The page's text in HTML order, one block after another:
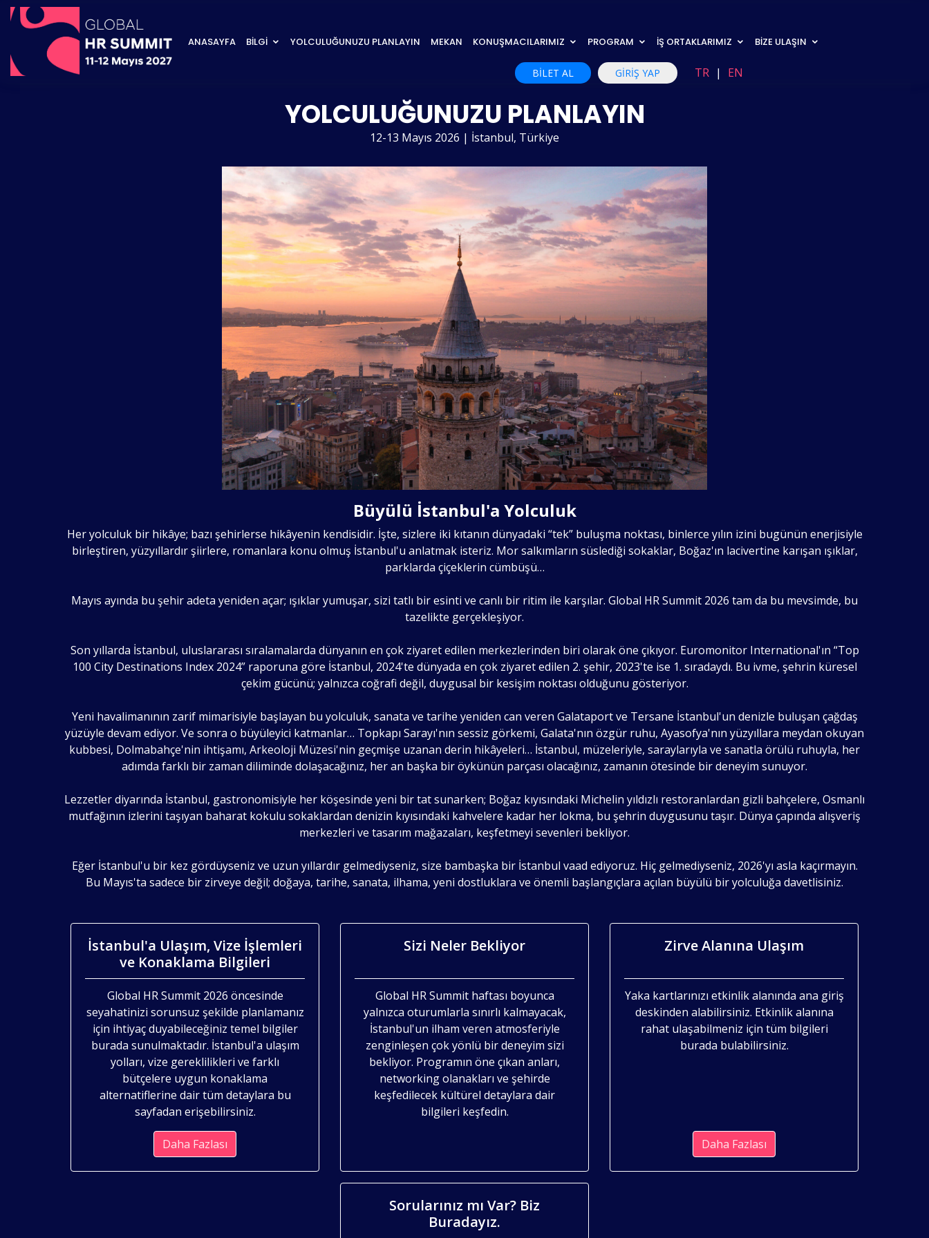
ANASAYFA BİLGİ YOLCULUĞUNUZU PLANLAYIN MEKAN KONUŞMACILARIMIZ PROGRAM İŞ ORTAKLARIMIZ BİZE ULAŞIN
BİLET AL GİRİŞ YAP TR | EN
YOLCULUĞUNUZU PLANLAYIN
12-13 Mayıs 2026 | İstanbul, Türkiye
Büyülü İstanbul'a Yolculuk
Her yolculuk bir hikâye; bazı şehirlerse hikâyenin kendisidir. İşte, sizlere iki kıtanın dünyadaki “tek” buluşma noktası, binlerce yılın izini bugünün enerjisiyle
birleştiren, yüzyıllardır şiirlere, romanlara konu olmuş İstanbul'u anlatmak isteriz. Mor salkımların süslediği sokaklar, Boğaz'ın lacivertine karışan ışıklar,
parklarda çiçeklerin cümbüşü…
Mayıs ayında bu şehir adeta yeniden açar; ışıklar yumuşar, sizi tatlı bir esinti ve canlı bir ritim ile karşılar. Global HR Summit 2026 tam da bu mevsimde, bu
tazelikte gerçekleşiyor.
Son yıllarda İstanbul, uluslararası sıralamalarda dünyanın en çok ziyaret edilen merkezlerinden biri olarak öne çıkıyor. Euromonitor International'ın “Top
100 City Destinations Index 2024” raporuna göre İstanbul, 2024'te dünyada en çok ziyaret edilen 2. şehir, 2023'te ise 1. sıradaydı. Bu ivme, şehrin küresel
çekim gücünü; yalnızca coğrafi değil, duygusal bir kesişim noktası olduğunu gösteriyor.
Yeni havalimanının zarif mimarisiyle başlayan bu yolculuk, sanata ve tarihe yeniden can veren Galataport ve Tersane İstanbul'un denizle buluşan çağdaş
yüzüyle devam ediyor. Ve sonra o büyüleyici katmanlar… Topkapı Sarayı'nın sessiz görkemi, Galata'nın özgür ruhu, Ayasofya'nın yüzyıllara meydan okuyan
kubbesi, Dolmabahçe'nin ihtişamı, Arkeoloji Müzesi'nin geçmişe uzanan derin hikâyeleri… İstanbul, müzeleriyle, saraylarıyla ve sanatla örülü ruhuyla, her
adımda farklı bir zaman diliminde dolaşacağınız, her an başka bir öykünün parçası olacağınız, zamanın ötesinde bir deneyim sunuyor.
Lezzetler diyarında İstanbul, gastronomisiyle her köşesinde yeni bir tat sunarken; Boğaz kıyısındaki Michelin yıldızlı restoranlardan gizli bahçelere, Osmanlı
mutfağının izlerini taşıyan baharat kokulu sokaklardan denizin kıyısındaki kahvelere kadar her lokma, bu şehrin duygusunu taşır. Dünya çapında alışveriş
merkezleri ve tasarım mağazaları, keşfetmeyi sevenleri bekliyor.
Eğer İstanbul'u bir kez gördüyseniz ve uzun yıllardır gelmediyseniz, size bambaşka bir İstanbul vaad ediyoruz. Hiç gelmediyseniz, 2026'yı asla kaçırmayın.
Bu Mayıs'ta sadece bir zirveye değil; doğaya, tarihe, sanata, ilhama, yeni dostluklara ve önemli başlangıçlara açılan büyülü bir yolculuğa davetlisiniz.
İstanbul'a Ulaşım, Vize İşlemleri
ve Konaklama Bilgileri
Global HR Summit 2026 öncesinde
seyahatinizi sorunsuz şekilde planlamanız
için ihtiyaç duyabileceğiniz temel bilgiler
burada sunulmaktadır. İstanbul'a ulaşım
yolları, vize gereklilikleri ve farklı
bütçelere uygun konaklama
alternatiflerine dair tüm detaylara bu
sayfadan erişebilirsiniz.
Daha Fazlası
Sizi Neler Bekliyor
Global HR Summit haftası boyunca
yalnızca oturumlarla sınırlı kalmayacak,
İstanbul'un ilham veren atmosferiyle
zenginleşen çok yönlü bir deneyim sizi
bekliyor. Programın öne çıkan anları,
networking olanakları ve şehirde
keşfedilecek kültürel detaylara dair
bilgileri keşfedin.
Zirve Alanına Ulaşım
Yaka kartlarınızı etkinlik alanında ana giriş
deskinden alabilirsiniz. Etkinlik alanına
rahat ulaşabilmeniz için tüm bilgileri
burada bulabilirsiniz.
Daha Fazlası
Sorularınız mı Var? Biz
Buradayız.